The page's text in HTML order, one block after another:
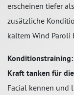
erscheinen tiefer
zusätzliche
kaltem Wind Paroli
Konditionstraining:
Kraft tanken für
Facial kennen und